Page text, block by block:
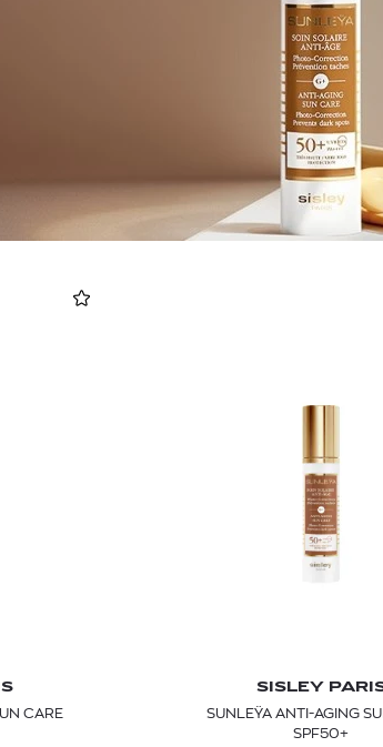
MC2
CARE
SISLEY
SUNLEŸA ANTI-AGING
SPF50+